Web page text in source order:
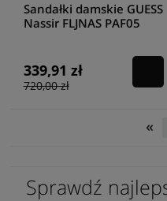
Sandałki damskie GUESS
Nassir FLJNAS PAF05
339,91 zł
720,00 zł
«
Sprawdź